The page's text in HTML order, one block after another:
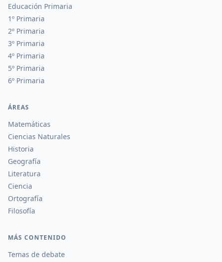
Educación Primaria
1º Primaria
2º Primaria
3º Primaria
4º Primaria
5º Primaria
6º Primaria
ÁREAS
Matemáticas
Ciencias Naturales
Historia
Geografía
Literatura
Ciencia
Ortografía
Filosofía
MÁS CONTENIDO
Temas de debate